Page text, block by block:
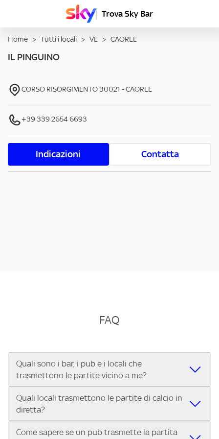
Trova Sky Bar
Home > Tutti i locali > VE > CAORLE
IL PINGUINO
CORSO RISORGIMENTO30021 -CAORLE
+39 339 2654 6693
Indicazioni Contatta
FAQ
Quali sono i bar, i pub e i locali che
trasmettono le partite vicino a me?
Se cerchi un bar, pub, ristorante o locale vicino a te per
vedere le partite di Serie A ENILIVE, la Serie C Sky Wifi, la
UEFA Champions League, la UEFA Europa League, la UEFA
Conference League, il Tennis, la Formula 1®, la MotoGP™ e
Quali locali trasmettono le partite di calcio in
diretta?
Vuoi sapere quali bar, pub o ristoranti mostrano le partite
Come sapere se un pub trasmette la partita